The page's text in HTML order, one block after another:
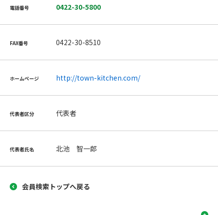
電話番号 0422-30-5800
FAX番号 0422-30-8510
ホームページ http://town-kitchen.com/
代表者区分 代表者
代表者氏名 北池 智一郎
会員検索トップへ戻る